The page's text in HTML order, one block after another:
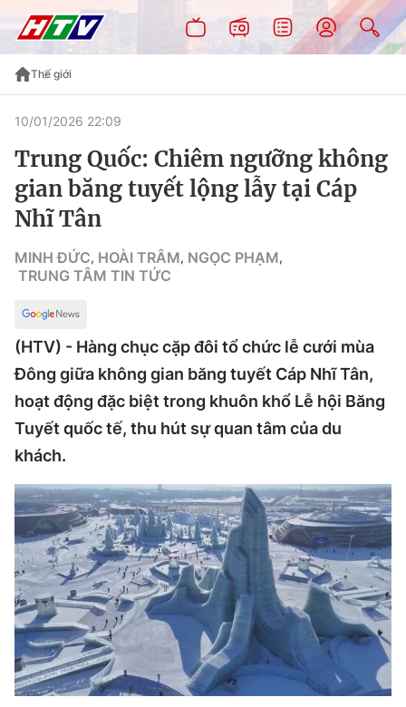
Thế giới
10/01/2026 22:09
Trung Quốc: Chiêm ngưỡng không
gian băng tuyết lộng lẫy tại Cáp
Nhĩ Tân
MINH ĐỨC, HOÀI TRÂM, NGỌC PHẠM,
TRUNG TÂM TIN TỨC
(HTV) - Hàng chục cặp đôi tổ chức lễ cưới mùa
Đông giữa không gian băng tuyết Cáp Nhĩ Tân,
hoạt động đặc biệt trong khuôn khổ Lễ hội Băng
Tuyết quốc tế, thu hút sự quan tâm của du
khách.